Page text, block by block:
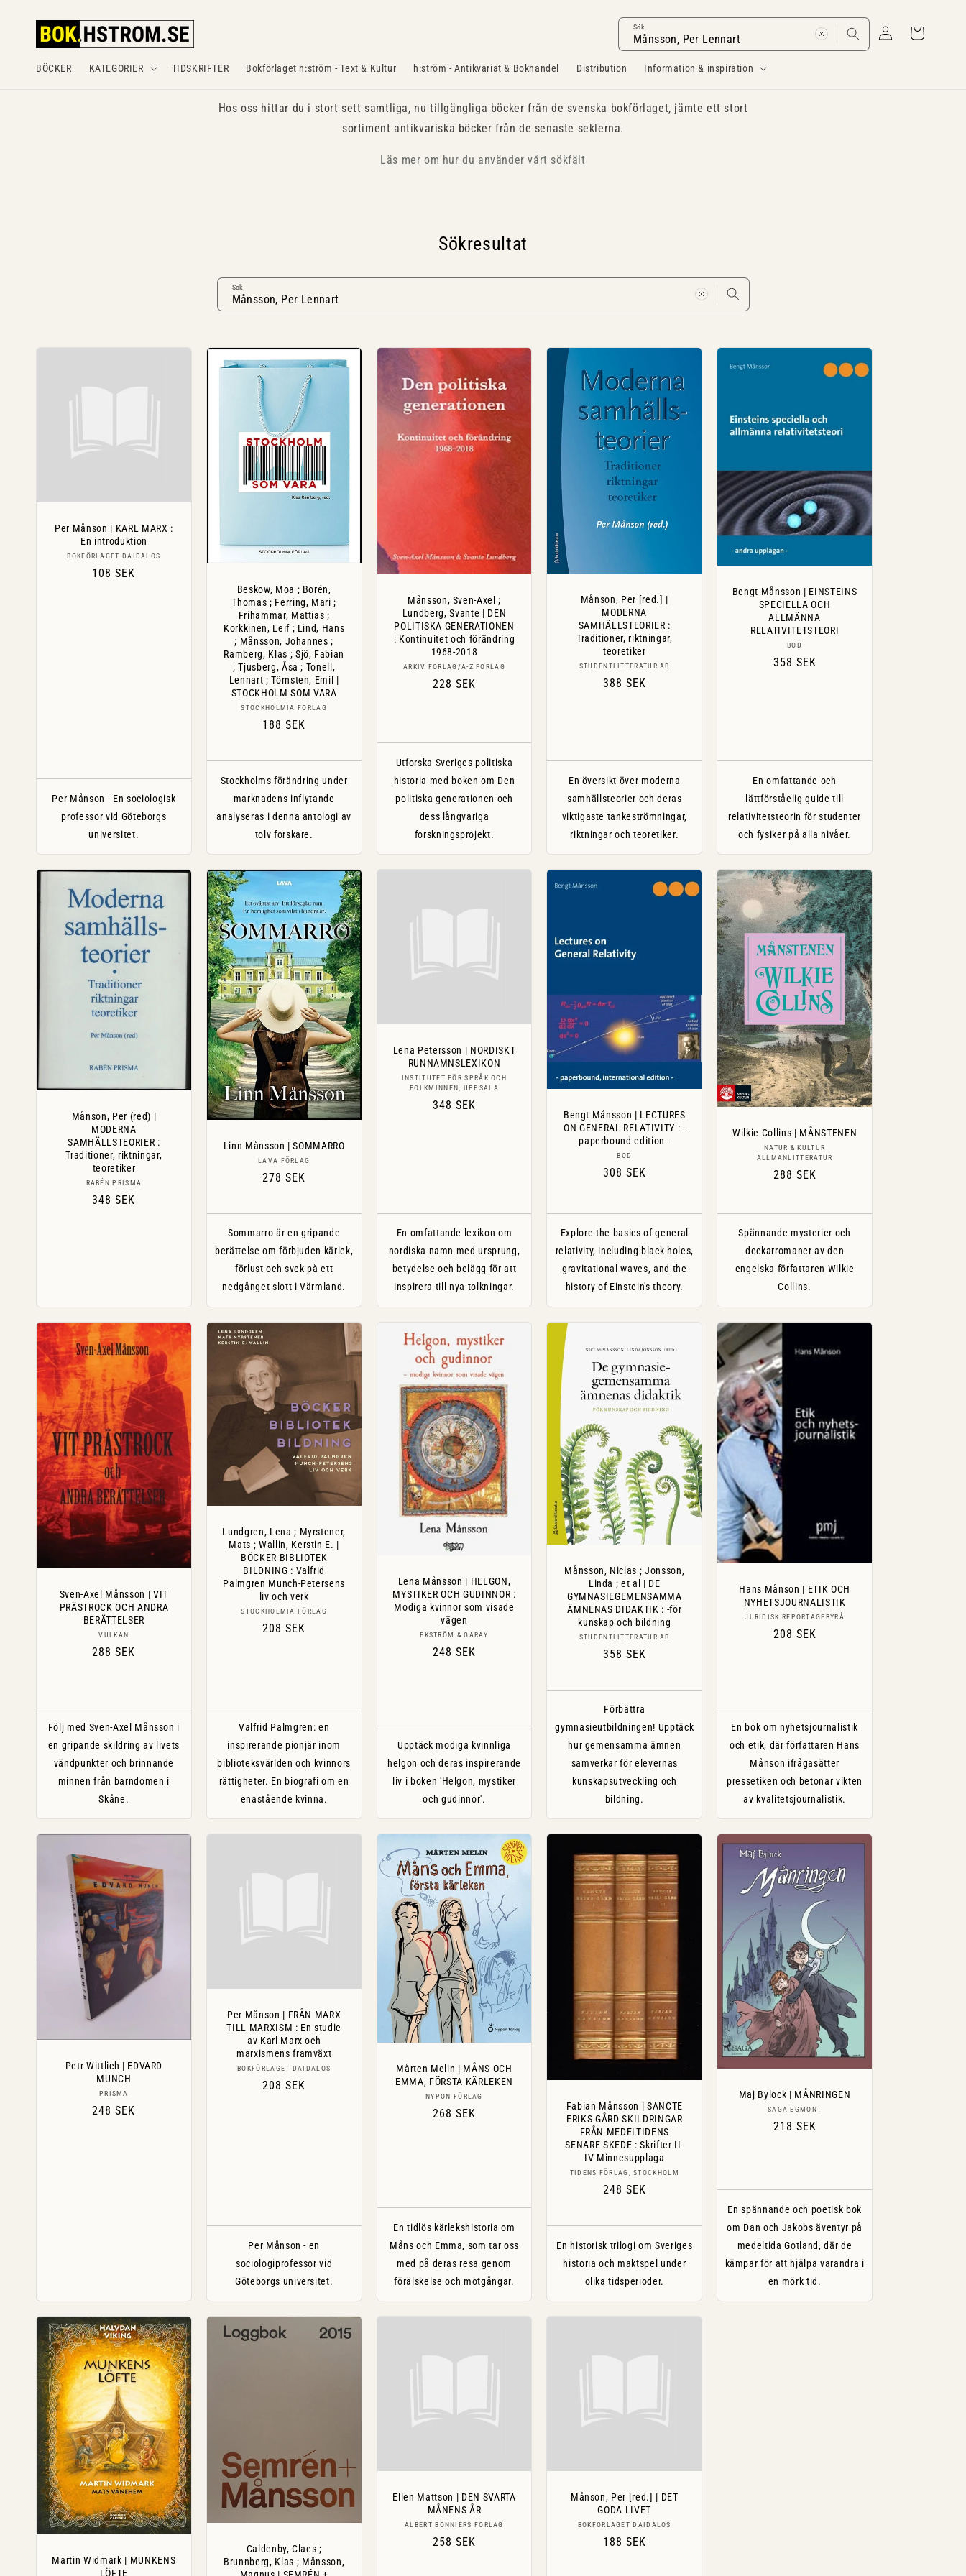
innehåll
BÖCKER KATEGORIER TIDSKRIFTER Bokförlaget h:ström - Text & Kultur h:ström - Antikvariat & Bokhandel Distribution Information & inspiration
Sök
in
Varukorg
Hos oss hittar du i stort sett samtliga, nu tillgängliga böcker från de svenska bokförlaget, jämte ett stort
sortiment antikvariska böcker från de senaste seklerna.
Läs mer om hur du använder vårt sökfält
Sökresultat
Sök
Per Månson | KARL MARX :
En introduktion
Säljare:
BOKFÖRLAGET DAIDALOS
Ordinarie
108 SEK
Per Månson - En sociologisk
professor vid Göteborgs
universitet.
Beskow, Moa ; Borén,
Thomas ; Ferring, Mari ;
Frihammar, Mattias ;
Korkkinen, Leif ; Lind, Hans
; Månsson, Johannes ;
Ramberg, Klas ; Sjö, Fabian
; Tjusberg, Åsa ; Tonell,
Lennart ; Törnsten, Emil |
STOCKHOLM SOM VARA
Säljare:
STOCKHOLMIA FÖRLAG
Ordinarie
188 SEK
Stockholms förändring under
marknadens inflytande
analyseras i denna antologi av
tolv forskare.
Månsson, Sven-Axel ;
Lundberg, Svante | DEN
POLITISKA GENERATIONEN
: Kontinuitet och förändring
1968-2018
Säljare:
ARKIV FÖRLAG/A-Z FÖRLAG
Ordinarie
228 SEK
Utforska Sveriges politiska
historia med boken om Den
politiska generationen och
dess långvariga
forskningsprojekt.
Månson, Per [red.] |
MODERNA
SAMHÄLLSTEORIER :
Traditioner, riktningar,
teoretiker
Säljare:
STUDENTLITTERATUR AB
Ordinarie
388 SEK
En översikt över moderna
samhällsteorier och deras
viktigaste tankeströmningar,
riktningar och teoretiker.
Bengt Månsson | EINSTEINS
SPECIELLA OCH
ALLMÄNNA
RELATIVITETSTEORI
Säljare:
BOD
Ordinarie
358 SEK
En omfattande och
lättförståelig guide till
relativitetsteorin för studenter
och fysiker på alla nivåer.
Månson, Per (red) |
MODERNA
SAMHÄLLSTEORIER :
Traditioner, riktningar,
teoretiker
Säljare:
RABÉN PRISMA
Ordinarie
348 SEK
Linn Månsson | SOMMARRO
Säljare:
LAVA FÖRLAG
Ordinarie
278 SEK
Sommarro är en gripande
berättelse om förbjuden kärlek,
förlust och svek på ett
nedgånget slott i Värmland.
Lena Petersson | NORDISKT
RUNNAMNSLEXIKON
Säljare:
INSTITUTET FÖR SPRÅK OCH
FOLKMINNEN, UPPSALA
Ordinarie
348 SEK
En omfattande lexikon om
nordiska namn med ursprung,
betydelse och belägg för att
inspirera till nya tolkningar.
Bengt Månsson | LECTURES
ON GENERAL RELATIVITY : -
paperbound edition -
Säljare:
BOD
Ordinarie
308 SEK
Explore the basics of general
relativity, including black holes,
gravitational waves, and the
history of Einstein's theory.
Wilkie Collins | MÅNSTENEN
Säljare:
NATUR & KULTUR
ALLMÄNLITTERATUR
Ordinarie
288 SEK
Spännande mysterier och
deckarromaner av den
engelska författaren Wilkie
Collins.
Sven-Axel Månsson | VIT
PRÄSTROCK OCH ANDRA
BERÄTTELSER
Säljare:
VULKAN
Ordinarie
288 SEK
Följ med Sven-Axel Månsson i
en gripande skildring av livets
vändpunkter och brinnande
minnen från barndomen i
Skåne.
Lundgren, Lena ; Myrstener,
Mats ; Wallin, Kerstin E. |
BÖCKER BIBLIOTEK
BILDNING : Valfrid
Palmgren Munch-Petersens
liv och verk
Säljare:
STOCKHOLMIA FÖRLAG
Ordinarie
208 SEK
Valfrid Palmgren: en
inspirerande pionjär inom
biblioteksvärlden och kvinnors
rättigheter. En biografi om en
enastående kvinna.
Lena Månsson | HELGON,
MYSTIKER OCH GUDINNOR :
Modiga kvinnor som visade
vägen
Säljare:
EKSTRÖM & GARAY
Ordinarie
248 SEK
Upptäck modiga kvinnliga
helgon och deras inspirerande
liv i boken 'Helgon, mystiker
och gudinnor'.
Månsson, Niclas ; Jonsson,
Linda ; et al | DE
GYMNASIEGEMENSAMMA
ÄMNENAS DIDAKTIK : -för
kunskap och bildning
Säljare:
STUDENTLITTERATUR AB
Ordinarie
358 SEK
Förbättra
gymnasieutbildningen! Upptäck
hur gemensamma ämnen
samverkar för elevernas
kunskapsutveckling och
bildning.
Hans Månson | ETIK OCH
NYHETSJOURNALISTIK
Säljare:
JURIDISK REPORTAGEBYRÅ
Ordinarie
208 SEK
En bok om nyhetsjournalistik
och etik, där författaren Hans
Månson ifrågasätter
pressetiken och betonar vikten
av kvalitetsjournalistik.
Petr Wittlich | EDVARD
MUNCH
Säljare:
PRISMA
Ordinarie
248 SEK
Per Månson | FRÅN MARX
TILL MARXISM : En studie
av Karl Marx och
marxismens framväxt
Säljare:
BOKFÖRLAGET DAIDALOS
Ordinarie
208 SEK
Per Månson - en
sociologiprofessor vid
Göteborgs universitet.
Mårten Melin | MÅNS OCH
EMMA, FÖRSTA KÄRLEKEN
Säljare:
NYPON FÖRLAG
Ordinarie
268 SEK
En tidlös kärlekshistoria om
Måns och Emma, som tar oss
med på deras resa genom
förälskelse och motgångar.
Fabian Månsson | SANCTE
ERIKS GÅRD SKILDRINGAR
FRÅN MEDELTIDENS
SENARE SKEDE : Skrifter II-
IV Minnesupplaga
Säljare:
TIDENS FÖRLAG, STOCKHOLM
Ordinarie
248 SEK
En historisk trilogi om Sveriges
historia och maktspel under
olika tidsperioder.
Maj Bylock | MÅNRINGEN
Säljare:
SAGA EGMONT
Ordinarie
218 SEK
En spännande och poetisk bok
om Dan och Jakobs äventyr på
medeltida Gotland, där de
kämpar för att hjälpa varandra i
en mörk tid.
Martin Widmark | MUNKENS
LÖFTE
Caldenby, Claes ;
Brunnberg, Klas ; Månsson,
Ellen Mattson | DEN SVARTA
MÅNENS ÅR
Säljare:
ALBERT BONNIERS FÖRLAG
Ordinarie
258 SEK
Månson, Per [red.] | DET
GODA LIVET
Säljare:
BOKFÖRLAGET DAIDALOS
Ordinarie
188 SEK